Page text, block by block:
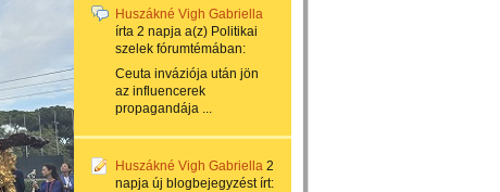
Huszákné Vigh Gabriella
írta 2 napja a(z) Politikai
szelek fórumtémában:
Ceuta inváziója után jön
az influencerek
propagandája ...
Huszákné Vigh Gabriella 2
napja új blogbejegyzést írt: